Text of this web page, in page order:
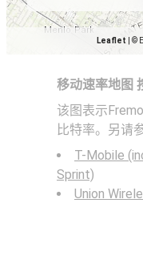
Leaflet ©
移动速率地图
该图表示
比特率。另请
T-Mobile
Sprint)
Union